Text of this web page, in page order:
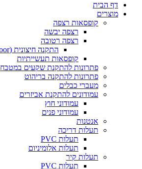
דף הבית
מוצרים
קופסאות רצפה
רצפה יבשה
רצפה רטובה
התקנה חיצונית (Outdoor)
קופסאות תעשייתיות
פתרונות להתקנת שקעים במטבח
פתרונות להתקנה בריהוט
מעברי כבלים
עמודונים להתקנת אביזרים
עמודוני חוץ
עמודוני פנים
אנטנות
תעלות דריכה
תעלות PVC
תעלות אלומיניום
תעלות קיר
תעלות PVC